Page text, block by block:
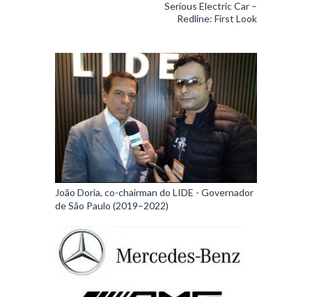
Serious Electric Car –
Redline: First Look
João Doria, co-chairman do LIDE - Governador
de São Paulo (2019–2022)